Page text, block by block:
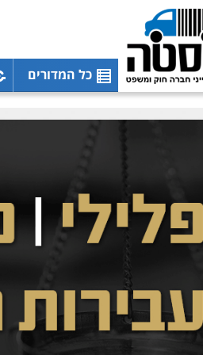
כל המדורים
0546657865
אלי אונגר משרד עו"ד
פלילי פשיעה חמורה
מעצרים מנהלי רישוי
עסקים
0587604050
עו"ד שאדי כבהא
עורכי דין לענייני
אסירים
0525556970